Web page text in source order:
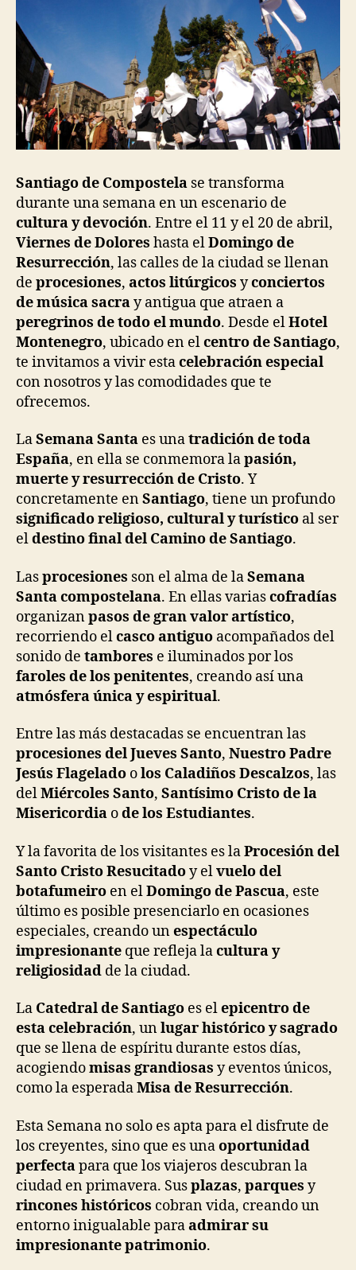
Santiago de Compostela se transforma
durante una semana en un escenario de
cultura y devoción. Entre el 11 y el 20 de abril,
Viernes de Dolores hasta elDomingo de
Resurrección, las calles de la ciudad se llenan
de procesiones, actos litúrgicos yconciertos
de música sacray antigua que atraen a
peregrinos de todo el mundo. Desde elHotel
Montenegro, ubicado en elcentro de Santiago,
te invitamos a vivir estacelebración especial
con nosotros y las comodidades que te
ofrecemos.
LaSemana Santa es unatradición de toda
España, en ella se conmemora lapasión,
muerte y resurrección de Cristo. Y
concretamente enSantiago, tiene un profundo
significado religioso, cultural y turístico al ser
eldestino final del Camino de Santiago.
Lasprocesiones son el alma de laSemana
Santa compostelana. En ellas variascofradías
organizanpasos de gran valor artístico,
recorriendo elcasco antiguo acompañados del
sonido de tambores e iluminados por los
faroles de los penitentes, creando así una
atmósfera única y espiritual.
Entre las más destacadas se encuentran las
procesiones del Jueves Santo, Nuestro Padre
Jesús Flagelado olos Caladiños Descalzos, las
delMiércoles Santo, Santísimo Cristo de la
Misericordia ode los Estudiantes.
Y la favorita de los visitantes es laProcesión del
Santo Cristo Resucitadoy elvuelo del
botafumeiro en elDomingo de Pascua, este
último es posible presenciarlo en ocasiones
especiales, creando unespectáculo
impresionante que refleja lacultura y
religiosidad de la ciudad.
La Catedral de Santiago es elepicentro de
esta celebración, unlugar histórico y sagrado
que se llena de espíritu durante estos días,
acogiendomisas grandiosas y eventos únicos,
como la esperadaMisa de Resurrección.
Esta Semana no solo es apta para el disfrute de
los creyentes, sino que es unaoportunidad
perfectapara que los viajeros descubran la
ciudad en primavera. Susplazas, parques y
rincones históricos cobran vida, creando un
entorno inigualable paraadmirar su
impresionante patrimonio.